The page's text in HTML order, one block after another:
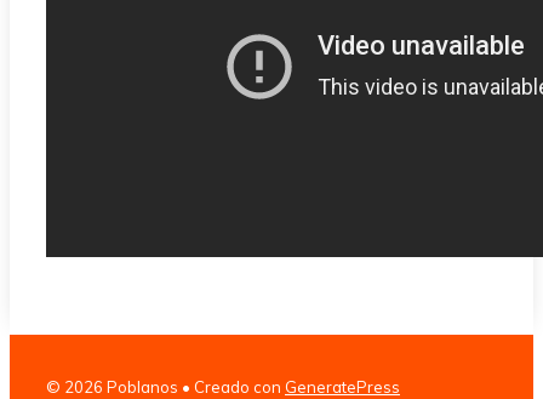
© 2026 Poblanos • Creado con GeneratePress